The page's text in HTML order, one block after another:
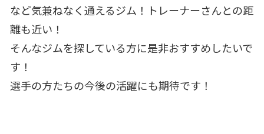
など気兼ねなく通えるジム！トレーナーさんとの距
離も近い！
そんなジムを探している方に是非おすすめしたいで
す！
選手の方たちの今後の活躍にも期待です！